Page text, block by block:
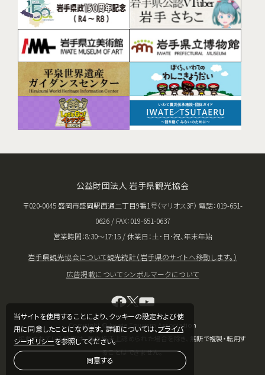
当サイトを使用することにより、クッキーの設定および使
用に同意したことになります。 詳細については、プライバ
シーポリシーを参照してください。
同意する
公益財団法人 岩手県観光協会
〒020-0045 盛岡市盛岡駅西通二丁目9番1号（マリオス3F） 電話：019-651-
0626 / FAX：019-651-0637
営業時間：8:30〜17:15 / 休業日：土･日･祝、年末年始
岩手県観光協会について観光統計（岩手県のサイトへ移動します。）
広告掲載についてシンボルマークについて
Copyright © Iwate Tourism Association
掲載されている情報は、著作権法上認められた場合を除き、無断で複製・転用す
ることはできません。